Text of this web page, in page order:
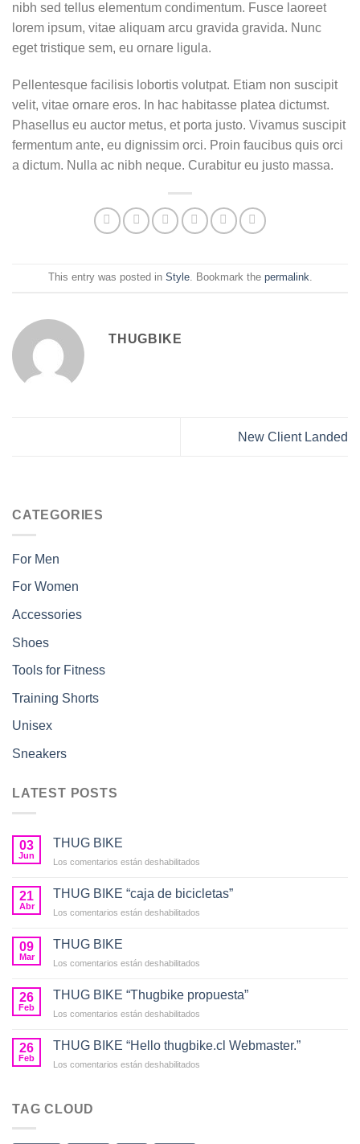
nibh sed tellus elementum condimentum. Fusce laoreet
lorem ipsum, vitae aliquam arcu gravida gravida. Nunc
eget tristique sem, eu ornare ligula.
Pellentesque facilisis lobortis volutpat. Etiam non suscipit
velit, vitae ornare eros. In hac habitasse platea dictumst.
Phasellus eu auctor metus, et porta justo. Vivamus suscipit
fermentum ante, eu dignissim orci. Proin faucibus quis orci
a dictum. Nulla ac nibh neque. Curabitur eu justo massa.
This entry was posted in Style. Bookmark the permalink.
THUGBIKE
New Client Landed
CATEGORIES
For Men
For Women
Accessories
Shoes
Tools for Fitness
Training Shorts
Unisex
Sneakers
LATEST POSTS
03
Jun
THUG BIKE
Los comentarios están deshabilitados
BIKE
21
Abr
THUG BIKE “caja de bicicletas”
Los comentarios están deshabilitados
09
Mar
THUG BIKE
Los comentarios están deshabilitados
26
Feb
THUG BIKE “Thugbike propuesta”
Los comentarios están deshabilitados
BIKE
26
Feb
THUG BIKE “Hello thugbike.cl Webmaster.”
Los comentarios están deshabilitados
TAG CLOUD